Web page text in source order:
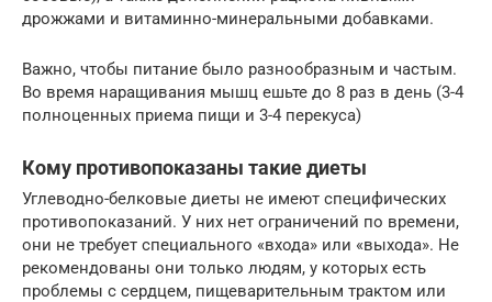
дрожжами и витаминно-минеральными добавками.
Важно, чтобы питание было разнообразным и частым.
Во время наращивания мышц ешьте до 8 раз в день (3-4
полноценных приема пищи и 3-4 перекуса)
Кому противопоказаны такие диеты
Углеводно-белковые диеты не имеют специфических
противопоказаний. У них нет ограничений по времени,
они не требует специального «входа» или «выхода». Не
рекомендованы они только людям, у которых есть
проблемы с сердцем, пищеварительным трактом или